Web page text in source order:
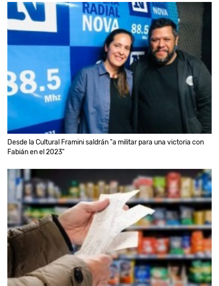
Desde la Cultural Framini saldrán "a militar para una victoria con
Fabián en el 2023"